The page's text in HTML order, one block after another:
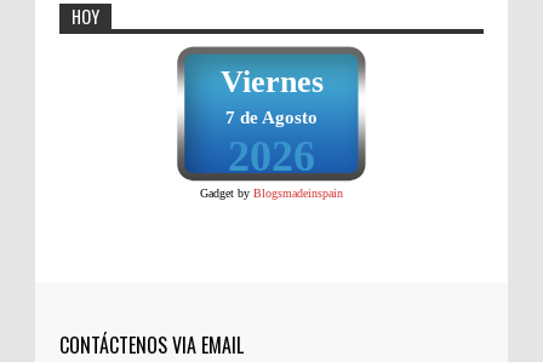
HOY
Viernes
7 de Agosto
2026
Gadget by Blogsmadeinspain
CONTÁCTENOS VIA EMAIL